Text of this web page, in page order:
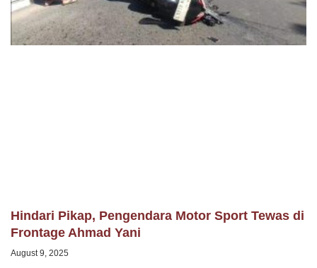
Hindari Pikap, Pengendara Motor Sport Tewas di
Frontage Ahmad Yani
August 9, 2025